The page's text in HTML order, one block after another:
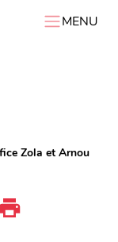
MENU
Zola et Arnou